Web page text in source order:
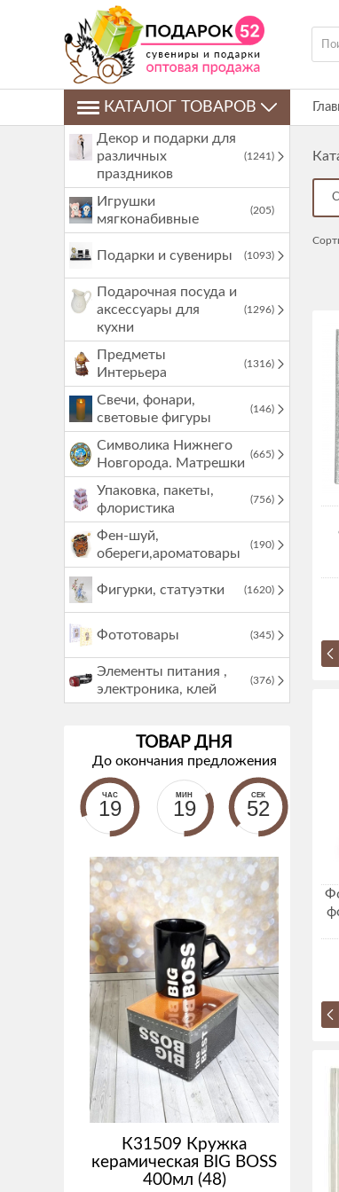
КАТАЛОГ ТОВАРОВ
Декор и подарки для
различных
праздников
(1241)
Игрушки
мягконабивные
(205)
Подарки и сувениры (1093)
Подарочная посуда и
аксессуары для
кухни
(1296)
Предметы
Интерьера
(1316)
Свечи, фонари,
световые фигуры
(146)
Символика Нижнего
Новгорода. Матрешки
(665)
Упаковка, пакеты,
флористика
(756)
Фен-шуй,
обереги,ароматовары
(190)
Фигурки, статуэтки (1620)
Фототовары (345)
Элементы питания ,
электроника, клей
(376)
ТОВАР ДНЯ
До окончания предложения
ЧАС
19
МИН
19
СЕК
51
К31509 Кружка
керамическая BIG BOSS
400мл (48)